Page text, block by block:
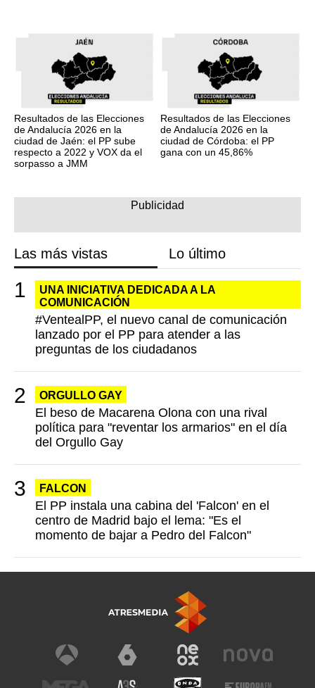
Resultados de las Elecciones
de Andalucía 2026 en la
ciudad de Jaén: el PP sube
respecto a 2022 y VOX da el
sorpasso a JMM
Resultados de las Elecciones
de Andalucía 2026 en la
ciudad de Córdoba: el PP
gana con un 45,86%
Las más vistas Lo último
UNA INICIATIVA DEDICADA A LA
COMUNICACIÓN
#VentealPP, el nuevo canal de comunicación
lanzado por el PP para atender a las
preguntas de los ciudadanos
ORGULLO GAY
El beso de Macarena Olona con una rival
política para "reventar los armarios" en el día
del Orgullo Gay
FALCON
El PP instala una cabina del 'Falcon' en el
centro de Madrid bajo el lema: "Es el
momento de bajar a Pedro del Falcon"